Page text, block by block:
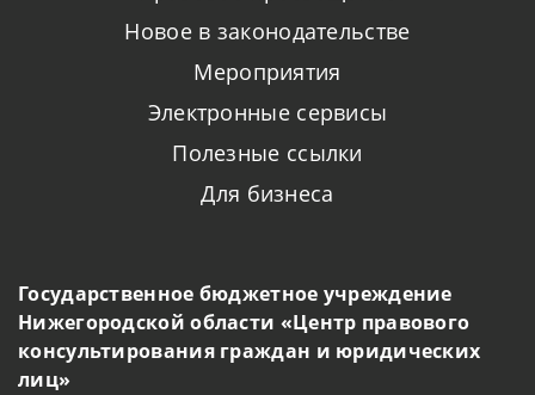
Новое в законодательстве
Мероприятия
Электронные сервисы
Полезные ссылки
Для бизнеса
Государственное бюджетное учреждение
Нижегородской области «Центр правового
консультирования граждан и юридических
лиц»